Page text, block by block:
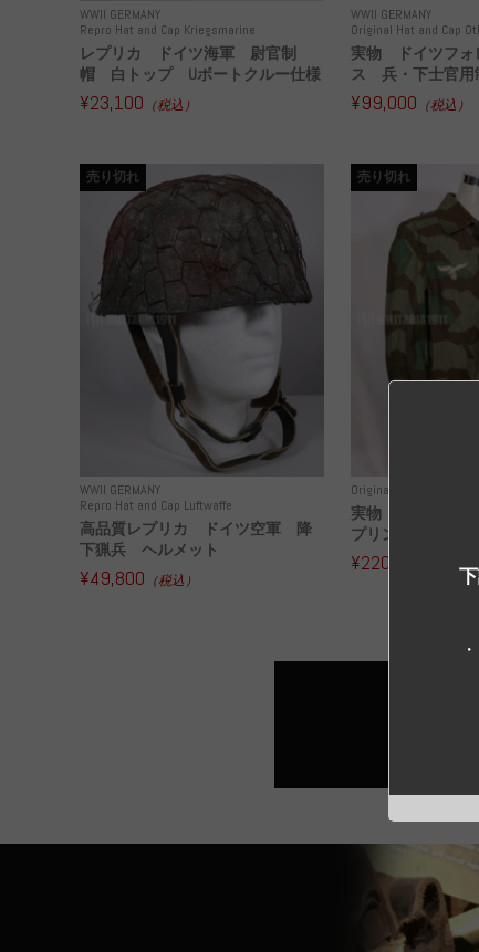
WWII GERMANY
Repro Hat and Cap Kriegsmarine
レプリカ ドイツ海軍 尉官制
帽 白トップ Uボートクルー仕様
¥23,100 （税込）
WWII GERMANY
Original Hat and Cap
実物 ドイツフォ
ス 兵・下士官
¥99,000 （税込）
WWII GERMANY
Repro Hat and Cap Luftwaffe
売り切れ
高品質レプリカ ドイツ空軍 降
下猟兵 ヘルメット
¥49,800 （税込）
Original Uniform WH
売り切れ
実物 ドイツ空
プリンター迷彩
¥220,000 （税込）